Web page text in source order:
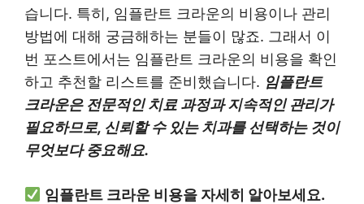
습니다. 특히, 임플란트 크라운의 비용이나 관리
방법에 대해 궁금해하는 분들이 많죠. 그래서 이
번 포스트에서는 임플란트 크라운의 비용을 확인
하고 추천할 리스트를 준비했습니다. 임플란트
크라운은 전문적인 치료 과정과 지속적인 관리가
필요하므로, 신뢰할 수 있는 치과를 선택하는 것이
무엇보다 중요해요.
임플란트 크라운 비용을 자세히 알아보세요.